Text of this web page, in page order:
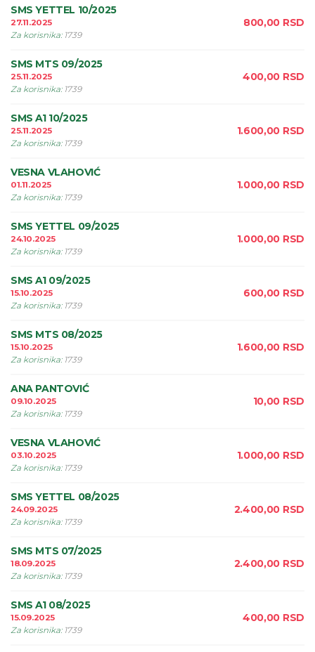
SMS YETTEL 10/2025
27.11.2025
Za korisnika: 1739
800,00 RSD
SMS MTS 09/2025
25.11.2025
Za korisnika: 1739
400,00 RSD
SMS A1 10/2025
25.11.2025
Za korisnika: 1739
1.600,00 RSD
VESNA VLAHOVIĆ
01.11.2025
Za korisnika: 1739
1.000,00 RSD
SMS YETTEL 09/2025
24.10.2025
Za korisnika: 1739
1.000,00 RSD
SMS A1 09/2025
15.10.2025
Za korisnika: 1739
600,00 RSD
SMS MTS 08/2025
15.10.2025
Za korisnika: 1739
1.600,00 RSD
ANA PANTOVIĆ
09.10.2025
Za korisnika: 1739
10,00 RSD
VESNA VLAHOVIĆ
03.10.2025
Za korisnika: 1739
1.000,00 RSD
SMS YETTEL 08/2025
24.09.2025
Za korisnika: 1739
2.400,00 RSD
SMS MTS 07/2025
18.09.2025
Za korisnika: 1739
2.400,00 RSD
SMS A1 08/2025
15.09.2025
Za korisnika: 1739
400,00 RSD